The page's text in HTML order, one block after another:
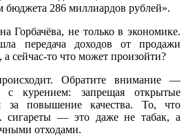
бюджета 286 миллиардов рублей».
Горбачёва, не только в экономике.
передача доходов от продажи
а сейчас-то что может произойти?
Обратите внимание —
с курением: запрещая открытые
повышение качества. То, что
сигареты — это даже не табак, а
отходами.